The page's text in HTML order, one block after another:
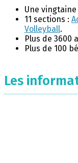
Une
11 sections :
Volleyball.
Plus de 3600
Plus de 100
Les